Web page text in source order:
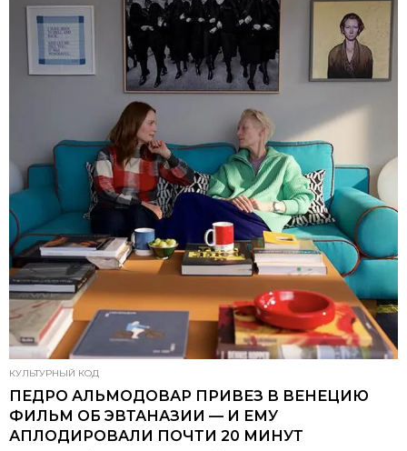
КУЛЬТУРНЫЙ КОД
ПЕДРО АЛЬМОДОВАР ПРИВЕЗ В ВЕНЕЦИЮ
ФИЛЬМ ОБ ЭВТАНАЗИИ — И ЕМУ
АПЛОДИРОВАЛИ ПОЧТИ 20 МИНУТ